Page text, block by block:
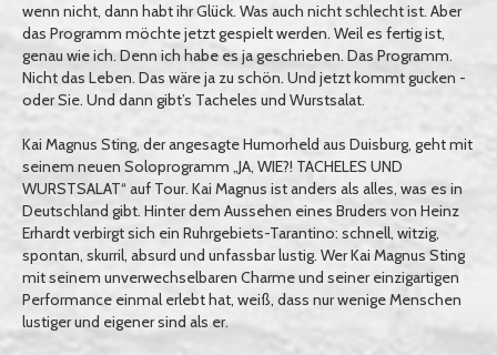
wenn nicht, dann habt ihr Glück. Was auch nicht schlecht ist. Aber
das Programm möchte jetzt gespielt werden. Weil es fertig ist,
genau wie ich. Denn ich habe es ja geschrieben. Das Programm.
Nicht das Leben. Das wäre ja zu schön. Und jetzt kommt gucken -
oder Sie. Und dann gibt’s Tacheles und Wurstsalat.
Kai Magnus Sting, der angesagte Humorheld aus Duisburg, geht mit
seinem neuen Soloprogramm „JA, WIE?! TACHELES UND
WURSTSALAT“ auf Tour. Kai Magnus ist anders als alles, was es in
Deutschland gibt. Hinter dem Aussehen eines Bruders von Heinz
Erhardt verbirgt sich ein Ruhrgebiets-Tarantino: schnell, witzig,
spontan, skurril, absurd und unfassbar lustig. Wer Kai Magnus Sting
mit seinem unverwechselbaren Charme und seiner einzigartigen
Performance einmal erlebt hat, weiß, dass nur wenige Menschen
lustiger und eigener sind als er.